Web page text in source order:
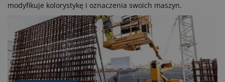
modyfikuje kolorystykę i oznaczenia swoich maszyn.